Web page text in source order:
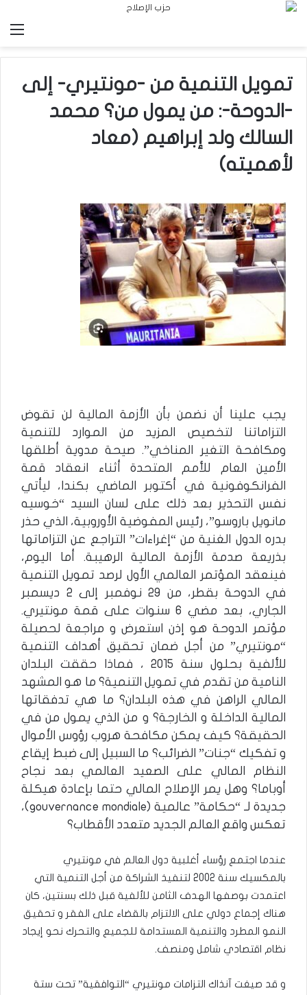
تمويل التنمية من -مونتيري- إلى
-الدوحة-: من يمول من؟ محمد
السالك ولد إبراهيم (معاد
لأهميته)
يجب علينا أن نضمن بأن الأزمة المالية لن تقوض
التزاماتنا لتخصيص المزيد من الموارد للتنمية
ومكافحة التغير المناخي”. صيحة مدوية أطلقها
الأمين العام للأمم المتحدة أثناء انعقاد قمة
الفرانكوفونية في أكتوبر الماضي بكندا، ليأتي
نفس التحذير بعد ذلك على لسان السيد “خوسيه
مانويل باروسو”، رئيس المفوضية الأوروبية، الذي حذر
بدره الدول الغنية من “إغراءات” التراجع عن التزاماتها
بذريعة صدمة الأزمة المالية الرهيبة. أما اليوم،
فينعقد المؤتمر العالمي الأول لرصد تمويل التنمية
في الدوحة بقطر، من 29 نوفمبر إلى 2 ديسمبر
الجاري، بعد مضي 6 سنوات على قمة مونتيري.
مؤتمر الدوحة هو إذن استعرض و مراجعة لحصيلة
“مونتيري” من أجل ضمان تحقيق أهداف التنمية
للألفية بحلول سنة 2015 ، فماذا حققت البلدان
النامية من تقدم في تمويل التنمية؟ ما هو المشهد
المالي الراهن في هذه البلدان؟ ما هي تدفقاتها
المالية الداخلة و الخارجة؟ و من الذي يمول من في
الحقيقة؟ كيف يمكن مكافحة هروب رؤوس الأموال
و تفكيك “جنات” الضرائب؟ ما السبيل إلى ضبط إيقاع
النظام المالي على الصعيد العالمي بعد نجاح
أوباما؟ وهل يمر الإصلاح المالي حتما بإعادة هيكلة
جديدة لـ “حكامة” عالمية (gouvernance mondiale)،
تعكس واقع العالم الجديد متعدد الأقطاب؟
عندما اجتمع رؤساء أغلبية دول العالم في مونتيري
بالمكسيك سنة 2002 لتنفيذ الشراكة من أجل التنمية التي
اعتمدت بوصفها الهدف الثامن للألفية قبل ذلك بسنتين، كان
هناك إجماع دولي على الالتزام بالقضاء على الفقر و تحقيق
النمو المطرد والتنمية المستدامة للجميع والتحرك نحو إيجاد
نظام اقتصادي شامل ومنصف.
و قد صيغت آنذاك التزامات مونتيري “التوافقية” تحت ستة